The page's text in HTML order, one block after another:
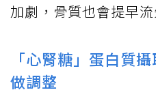
加劇，骨質也會提早
「心腎糖」蛋白質
做調整